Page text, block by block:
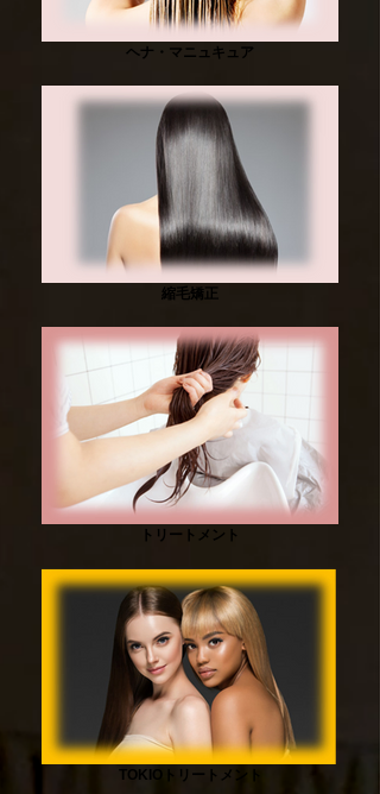
ヘナ・マニュキュア
縮毛矯正
トリートメント
TOKIOトリートメント